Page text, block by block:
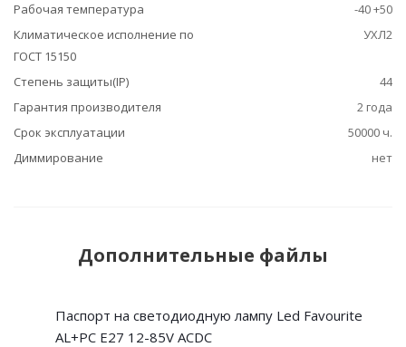
Рабочая температура
-40 +50
Климатическое исполнение по
ГОСТ 15150
УХЛ2
Степень защиты(IP)
44
Гарантия производителя
2 года
Срок эксплуатации
50000 ч.
Диммирование
нет
Дополнительные файлы
Паспорт на светодиодную лампу Led Favourite
AL+PC E27 12-85V АСDС